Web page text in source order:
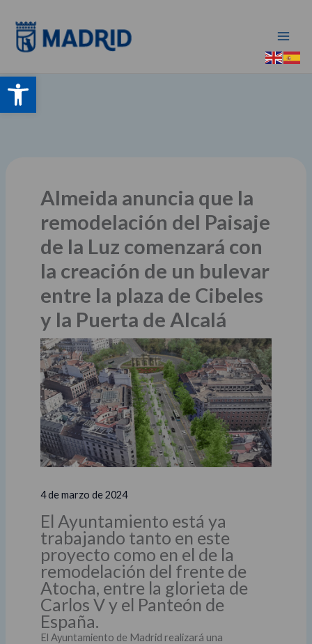
Abrir barra de herramientas
contenido
Almeida anuncia que la
remodelación del Paisaje
de la Luz comenzará con
la creación de un bulevar
entre la plaza de Cibeles
y la Puerta de Alcalá
4 de marzo de 2024
El Ayuntamiento está ya
trabajando tanto en este
proyecto como en el de la
remodelación del frente de
Atocha, entre la glorieta de
Carlos V y el Panteón de
España.
El Ayuntamiento de Madrid realizará una